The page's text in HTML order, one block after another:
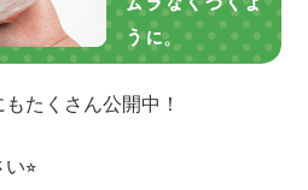
たくさん公開中！
⭐︎